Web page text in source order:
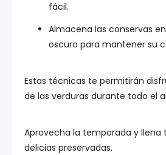
fácil.
Almacena las conservas
oscuro para mantener su
Estas técnicas te permitirán
de las verduras durante todo el
Aprovecha la temporada y llena
delicias preservadas.